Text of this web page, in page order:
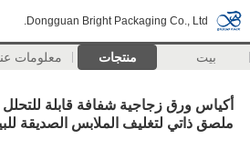
Dongguan Bright Packaging Co., Ltd.
بيت منتجات معلومات
أكياس ورق زجاجية شفافة قابلة
ملصق ذاتي لتغليف الملابس الصديقة